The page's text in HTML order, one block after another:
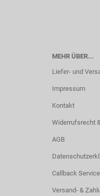
MEHR ÜBER...
Liefer- und
Impressum
Kontakt
Widerrufsrecht
AGB
Callback Service
Versand- &